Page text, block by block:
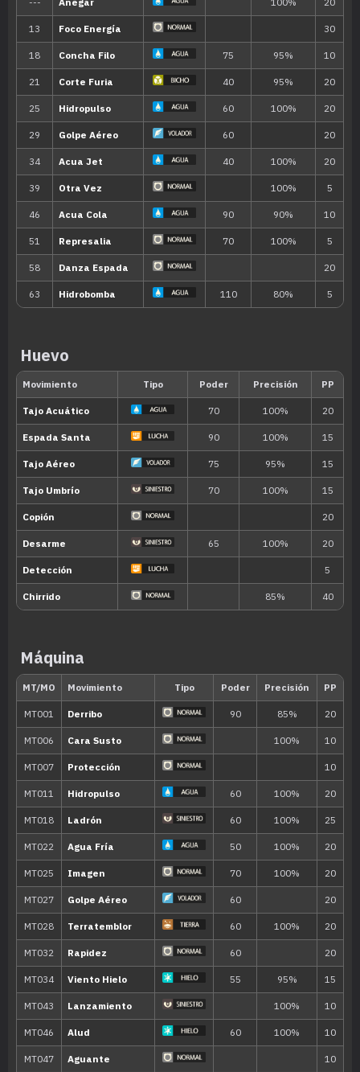
Habilidad Descripción
Torrente
Potencia sus movimientos de tipo
pocos PS.
Caparazón
Habilidad oculta
La robusta coraza que lo protege
Habilidad Descripción
Potencia sus movimientos de tipo
Cortante
Habilidad oculta
Aumenta la potencia de los
Nivel Movimiento Tipo Poder
Evo Cuchillada 70
--- Megacuerno 120
--- Placaje 40
--- Látigo
--- Pistola Agua 40
--- Anegar
13 Foco Energía
18 Concha Filo 75
21 Corte Furia 40
Huevo
Máquina